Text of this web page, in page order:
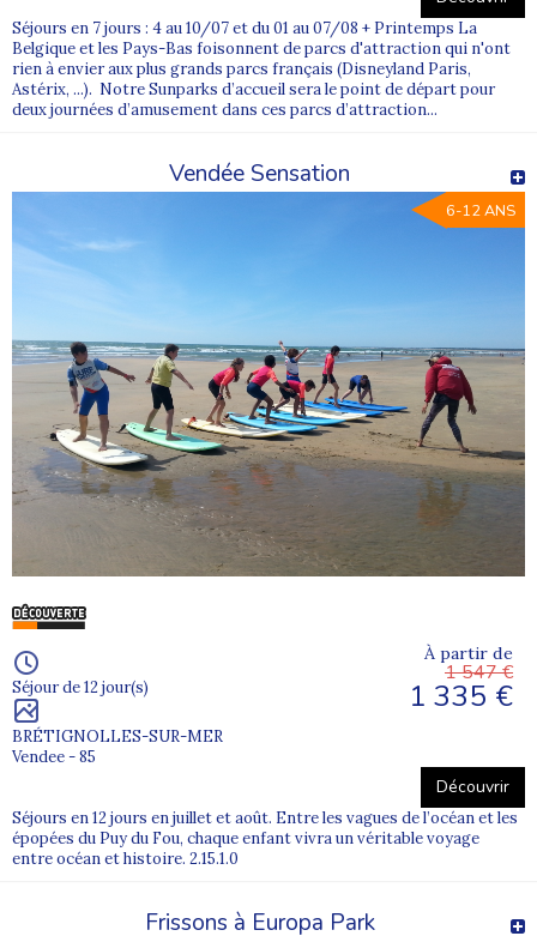
Séjours en 7 jours : 4 au 10/07 et du 01 au 07/08 + Printemps La
Belgique et les Pays-Bas foisonnent de parcs d'attraction qui n'ont
rien à envier aux plus grands parcs français (Disneyland Paris,
Astérix, ...). Notre Sunparks d’accueil sera le point de départ pour
deux journées d’amusement dans ces parcs d’attraction...
Vendée Sensation
6-12 ANS
Séjour de 12 jour(s)
BRÉTIGNOLLES-SUR-MER
Vendee - 85
À partir de
1 547 €
1 335 €
Découvrir
Séjours en 12 jours en juillet et août. Entre les vagues de l’océan et les
épopées du Puy du Fou, chaque enfant vivra un véritable voyage
entre océan et histoire. 2.15.1.0
Frissons à Europa Park